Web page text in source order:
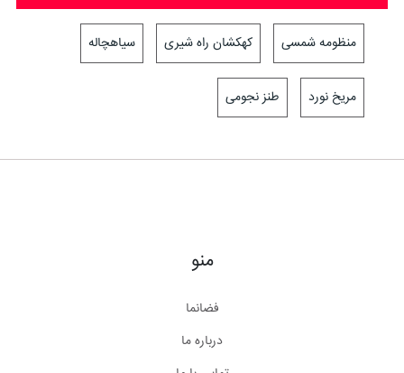
منظومه شمسی کهکشان راه شیری سیاهچاله
مریخ نورد طنز نجومی
منو
فضانما
درباره ما